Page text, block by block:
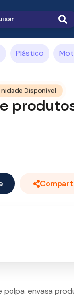
Plástico
Disponível
polpa, envasa